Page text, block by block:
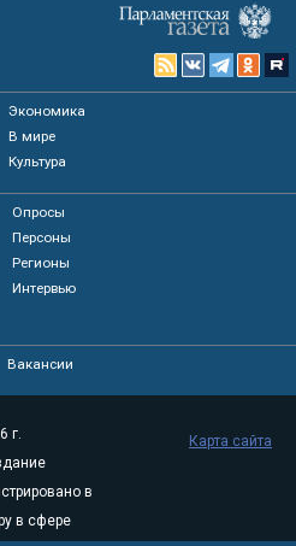
Экономика
В мире
Культура
Опросы
Персоны
Регионы
Интервью
Вакансии
г.
в
в сфере
Карта сайта